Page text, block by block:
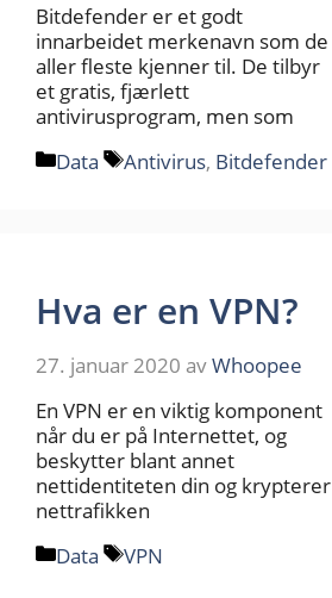
Bitdefender er et godt
innarbeidet merkenavn som de
aller fleste kjenner til. De tilbyr
et gratis, fjærlett
antivirusprogram, men som
Kategorier
Data Stikkord
Antivirus, Bitdefender
Hva er en VPN?
27. januar 2020 avWhoopee
En VPN er en viktig komponent
når du er på Internettet, og
beskytter blant annet
nettidentiteten din og krypterer
nettrafikken
Kategorier
Data Stikkord
VPN